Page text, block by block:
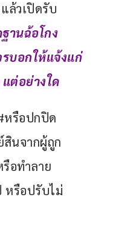
ล้วเปิดรับ
านฉ้อโกง
บอกให้แจ้งแก่
ต่อย่างใด
หรือปกปิด
สินจากผู้ถูก
อทำลาย
หรือปรับไม่